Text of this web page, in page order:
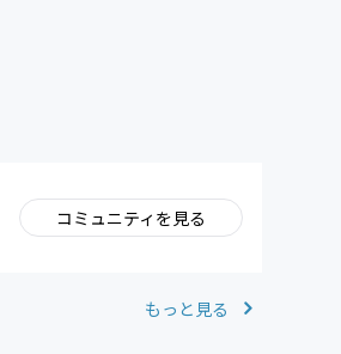
コミュニティを見る
もっと見る